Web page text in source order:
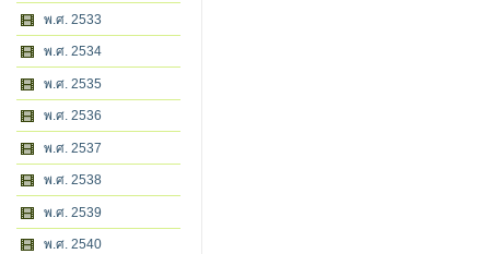
พ.ศ. 2533
พ.ศ. 2534
พ.ศ. 2535
พ.ศ. 2536
พ.ศ. 2537
พ.ศ. 2538
พ.ศ. 2539
พ.ศ. 2540